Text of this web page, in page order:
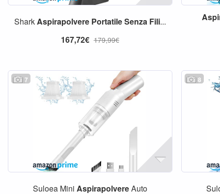
SharkAspirapolvere PortatileSenza Fili...
167,72€ 179,99€
7
Suloea Mini AspirapolvereAuto
8